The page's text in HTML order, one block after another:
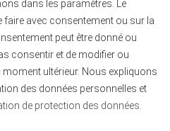
dans les paramètres. Le
faire avec consentement ou sur la
peut être donné ou
consentir et de modifier ou
ultérieur. Nous expliquons
des données personnelles et
de protection des données
avec le label de qualité
que boutique en ligne avec